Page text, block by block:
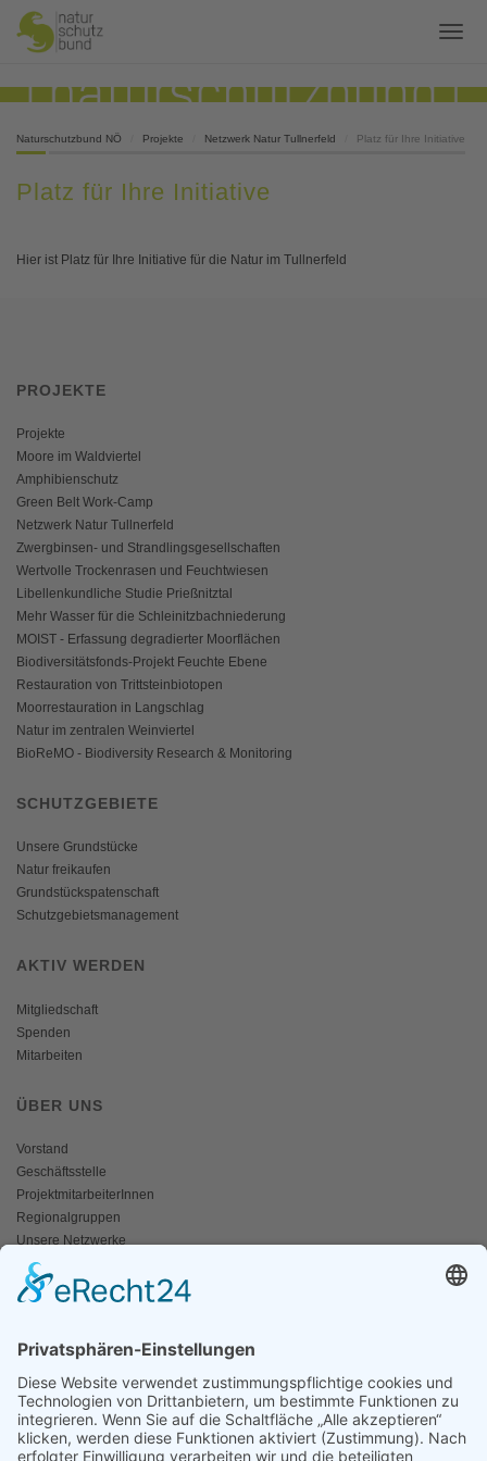
Naturschutzbund NÖ Projekte Netzwerk Natur Tullnerfeld Platz für Ihre Initiative
Platz für Ihre Initiative
Hier ist Platz für Ihre Initiative für die Natur im Tullnerfeld
PROJEKTE
Projekte
Moore im Waldviertel
Amphibienschutz
Green Belt Work-Camp
Netzwerk Natur Tullnerfeld
Zwergbinsen- und Strandlingsgesellschaften
Wertvolle Trockenrasen und Feuchtwiesen
Libellenkundliche Studie Prießnitztal
Mehr Wasser für die Schleinitzbachniederung
MOIST - Erfassung degradierter Moorflächen
Biodiversitätsfonds-Projekt Feuchte Ebene
Restauration von Trittsteinbiotopen
Moorrestauration in Langschlag
Natur im zentralen Weinviertel
BioReMO - Biodiversity Research & Monitoring
SCHUTZGEBIETE
Unsere Grundstücke
Natur freikaufen
Grundstückspatenschaft
Schutzgebietsmanagement
AKTIV WERDEN
Mitgliedschaft
Spenden
Mitarbeiten
ÜBER UNS
Vorstand
Geschäftsstelle
ProjektmitarbeiterInnen
Regionalgruppen
Unsere Netzwerke
Historisches
Impressum/Kontakt
Naturschutz bunt
Broschüren und Folder
Presseaussendungen
Newsletter